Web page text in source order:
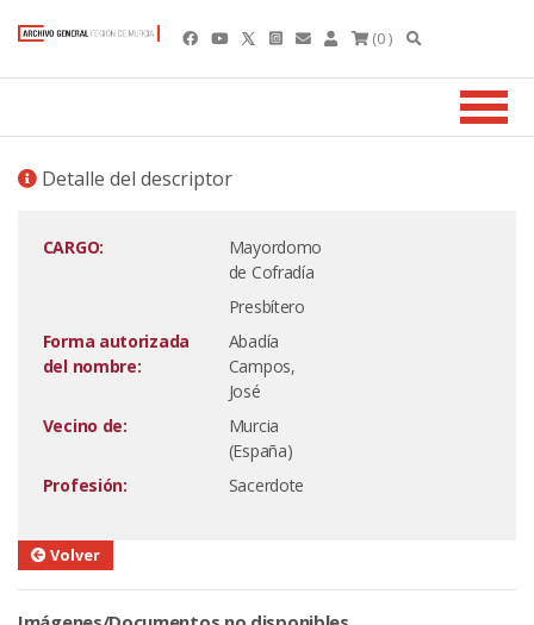
(0 )
Detalle del descriptor
CARGO:
Mayordomo
de Cofradía
Presbítero
Forma autorizada
del nombre:
Abadía
Campos,
José
Vecino de:
Murcia
(España)
Profesión:
Sacerdote
Volver